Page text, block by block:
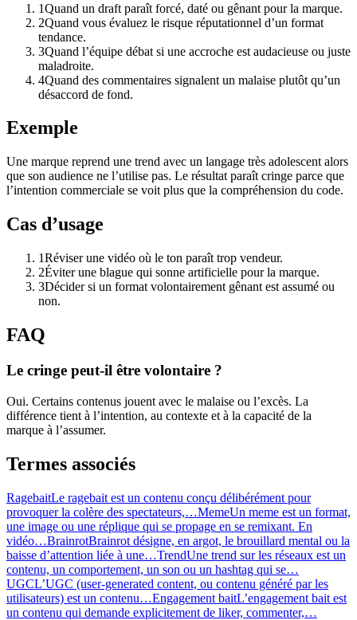
1Quand un draft paraît forcé, daté ou gênant pour la marque.
2Quand vous évaluez le risque réputationnel d’un format
tendance.
3Quand l’équipe débat si une accroche est audacieuse ou juste
maladroite.
4Quand des commentaires signalent un malaise plutôt qu’un
désaccord de fond.
Exemple
Une marque reprend une trend avec un langage très adolescent alors
que son audience ne l’utilise pas. Le résultat paraît cringe parce que
l’intention commerciale se voit plus que la compréhension du code.
Cas d’usage
1Réviser une vidéo où le ton paraît trop vendeur.
2Éviter une blague qui sonne artificielle pour la marque.
3Décider si un format volontairement gênant est assumé ou
non.
FAQ
Le cringe peut-il être volontaire ?
Oui. Certains contenus jouent avec le malaise ou l’excès. La
différence tient à l’intention, au contexte et à la capacité de la
marque à l’assumer.
Termes associés
RagebaitLe ragebait est un contenu conçu délibérément pour
provoquer la colère des spectateurs,…MemeUn meme est un format,
une image ou une réplique qui se propage en se remixant. En
vidéo…BrainrotBrainrot désigne, en argot, le brouillard mental ou la
baisse d’attention liée à une…TrendUne trend sur les réseaux est un
contenu, un comportement, un son ou un hashtag qui se…
UGCL’UGC (user-generated content, ou contenu généré par les
utilisateurs) est un contenu…Engagement baitL’engagement bait est
un contenu qui demande explicitement de liker, commenter,…